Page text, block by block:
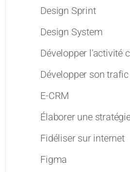
Design Sprint
Design System
Développer l'activité
Développer son
E-CRM
Élaborer une
Fidéliser sur internet
Figma